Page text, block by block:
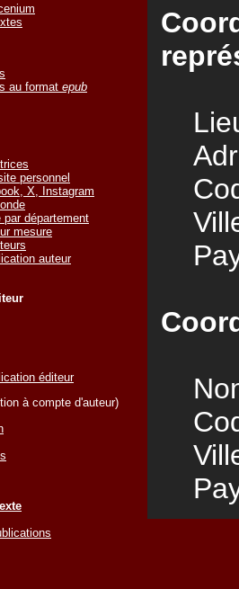
au format epub
personnel
X, Instagram
par département
mesure
auteur
éditeur
à compte d'auteur)